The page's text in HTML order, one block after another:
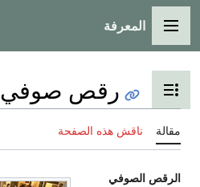
القائمة الرئيسية
المعرفة
تبديل عرض جدول المحتويات
رقص صوفي
مقالة ناقش هذه الصفحة
الرقص الصوفي